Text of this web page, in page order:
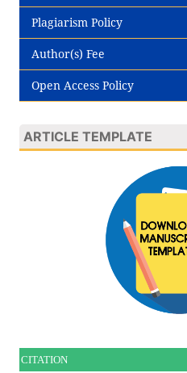
Plagiarism Policy
Author(s) Fee
Open Access Policy
ARTICLE TEMPLATE
CITATION